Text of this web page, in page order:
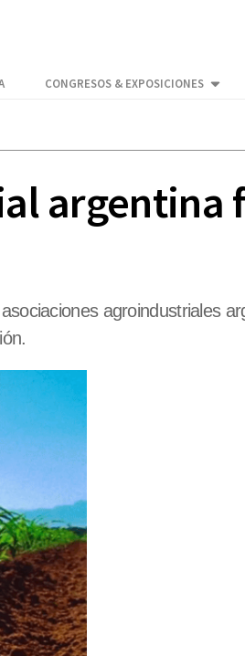
CONGRESOS & EXPOSICIONES
argentina
agroindustriales